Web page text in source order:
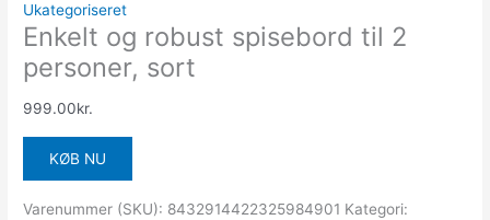
Ukategoriseret
Enkelt og robust spisebord til 2
personer, sort
999.00kr.
KØB NU
Varenummer (SKU): 8432914422325984901 Kategori: